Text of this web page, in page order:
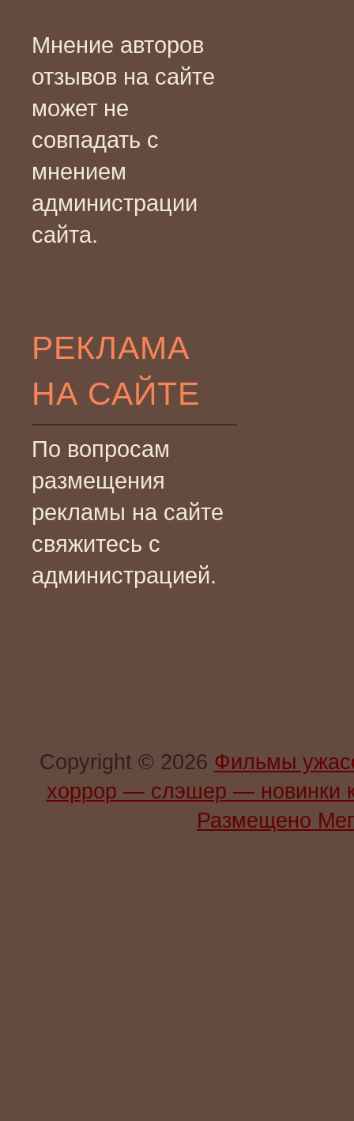
Мнение авторов
отзывов на сайте
может не
совпадать с
мнением
администрации
сайта.
РЕКЛАМА
НА САЙТЕ
По вопросам
размещения
рекламы на сайте
свяжитесь с
администрацией.
Copyright © 2026 Фильмы
хоррор — слэшер —
Размещено